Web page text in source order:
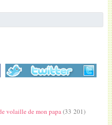
volaille de mon papa(33 201)